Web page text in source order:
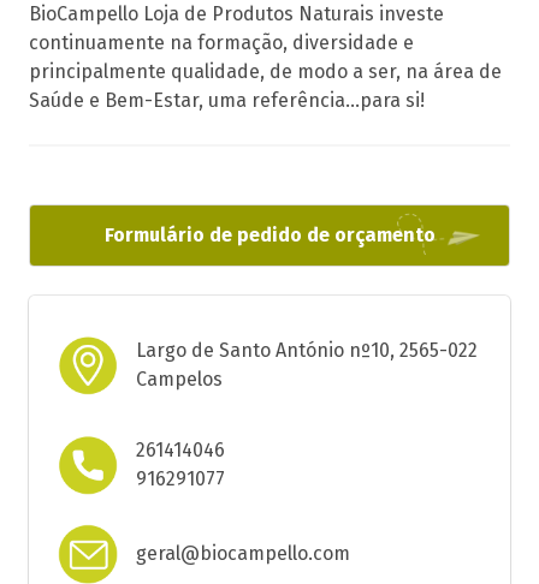
BioCampello Loja de Produtos Naturais investe
continuamente na formação, diversidade e
principalmente qualidade, de modo a ser, na área de
Saúde e Bem-Estar, uma referência...para si!
Formulário de pedido de orçamento
Largo de Santo António nº10, 2565-022
Campelos
261414046
916291077
geral@biocampello.com